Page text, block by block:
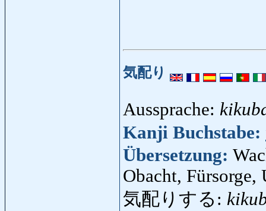
気配り
Aussprache:
Kanji Buchstabe:
Übersetzung:
Obacht, Fürsorge,
気配りする: